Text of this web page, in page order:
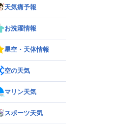
天気痛予報
お洗濯情報
星空・天体情報
空の天気
マリン天気
スポーツ天気